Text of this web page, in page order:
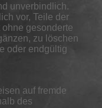
unverbindlich.
vor, Teile der
gesonderte
zu löschen
oder endgültig
auf fremde
des